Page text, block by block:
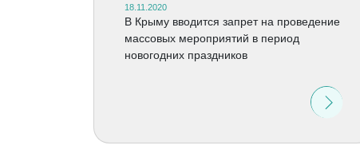
18.11.2020
В Крыму вводится запрет на проведение
массовых мероприятий в период
новогодних праздников